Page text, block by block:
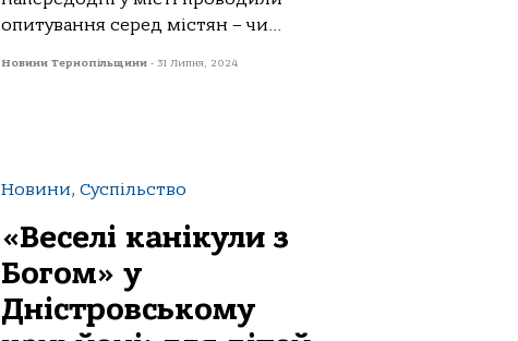
опитування серед містян – чи...
Новини Тернопільщини - 31 Липня, 2024
Новини, Суспільство
«Веселі канікули з
Богом» у
Дністровському